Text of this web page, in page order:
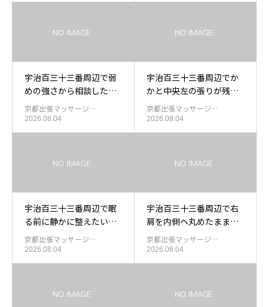
宇治百三十三番周辺で弱
めの強さから相談したい
方の出張もみほぐし
京都出張マッサージ…
2026.08.04
宇治百三十三番周辺でか
かと中央左の張りが残っ
た日の足裏を休める出張
もみほぐし
京都出張マッサージ…
2026.08.04
宇治百三十三番周辺で眠
る前に静かに整えたい日
の出張もみほぐし
京都出張マッサージ…
2026.08.04
宇治百三十三番周辺で右
肩を内側へ丸めたまま過
ごしたあと肩内右下を休
める出張もみほぐし
京都出張マッサージ…
2026.08.04